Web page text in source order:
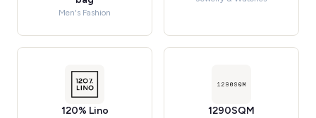
Men's Fashion
120% Lino 1290SQM